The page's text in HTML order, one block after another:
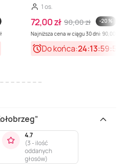
1 os.
72,00 zł 90,00 zł
-20 %
Najniższa cena w ciągu 30 dni: 90,00 zł
Do końca:24:13:59:51
4.7
(3 - ilość
oddanych
głosów)